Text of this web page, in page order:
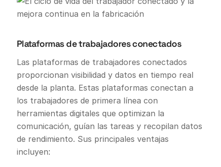
Plataformas de trabajadores conectados
Las plataformas de trabajadores conectados
proporcionan visibilidad y datos en tiempo real
desde la planta. Estas plataformas conectan a
los trabajadores de primera línea con
herramientas digitales que optimizan la
comunicación, guían las tareas y recopilan datos
de rendimiento. Sus principales ventajas
incluyen: